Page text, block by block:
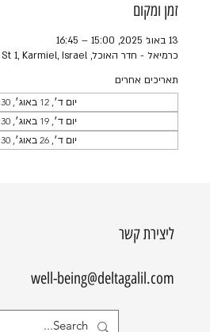
זמן ומקום
13 באוג׳ 2025, 15:00 – 16:45
כרמיאל - חדר האוכל, Ha-Yotsrim St 1, Karmiel, Israel
תאריכים אחרים
יום ד׳, 12 באוג׳, 15:30
יום ד׳, 19 באוג׳, 15:30
יום ד׳, 26 באוג׳, 15:30
ליצירת קשר
well-being@deltagalil.com